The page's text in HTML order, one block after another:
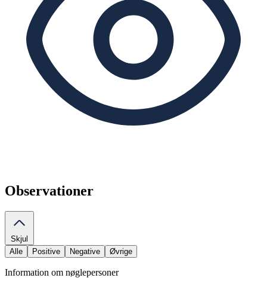
Observationer
Skjul
Alle
Positive Negative Øvrige
Information om nøglepersoner